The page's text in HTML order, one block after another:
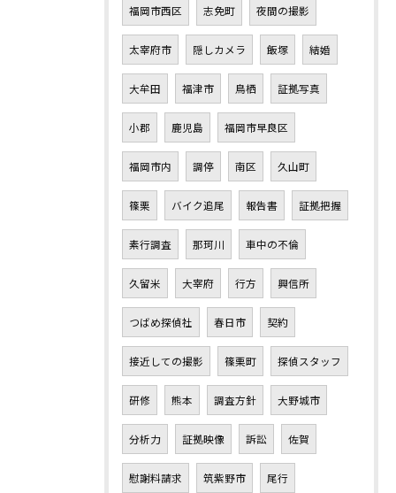
福岡市西区 志免町 夜間の撮影
太宰府市 隠しカメラ 飯塚 結婚
大牟田 福津市 鳥栖 証拠写真
小郡 鹿児島 福岡市早良区
福岡市内 調停 南区 久山町
篠栗 バイク追尾 報告書 証拠把握
素行調査 那珂川 車中の不倫
久留米 大宰府 行方 興信所
つばめ探偵社 春日市 契約
接近しての撮影 篠栗町 探偵スタッフ
研修 熊本 調査方針 大野城市
分析力 証拠映像 訴訟 佐賀
慰謝料請求 筑紫野市 尾行